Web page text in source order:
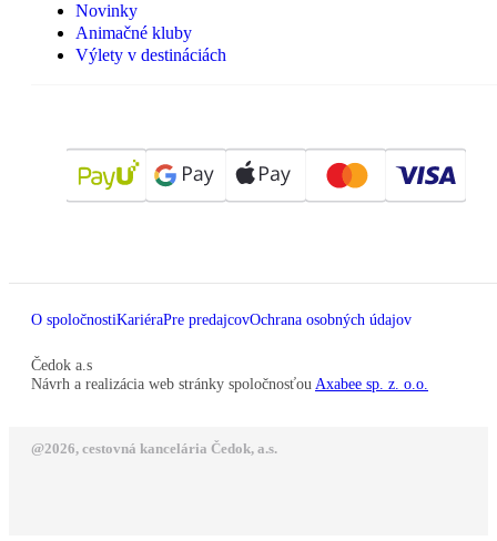
Novinky
Animačné kluby
Výlety v destináciách
O spoločnostiKariéraPre predajcovOchrana osobných údajov
Čedok a.s
Návrh a realizácia web stránky spoločnosťou Axabee sp. z. o.o.
@2026, cestovná kancelária Čedok, a.s.